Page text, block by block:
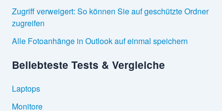
Zugriff verweigert: So können Sie auf geschützte Ordner
zugreifen
Alle Fotoanhänge in Outlook auf einmal speichern
Beliebteste Tests & Vergleiche
Laptops
Monitore